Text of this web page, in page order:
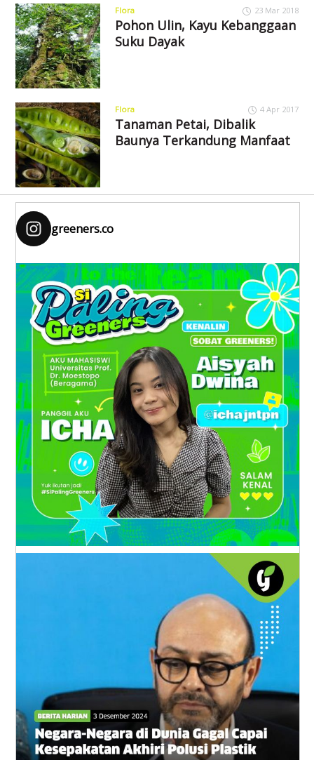
Flora 23 Mar 2018
Pohon Ulin, Kayu Kebanggaan
Suku Dayak
Flora 4 Apr 2017
Tanaman Petai, Dibalik
Baunya Terkandung Manfaat
greeners.co